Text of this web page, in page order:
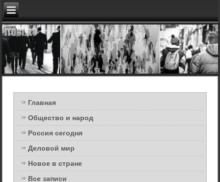
Главная
Общество и народ
Россия сегодня
Деловой мир
Новое в стране
Все записи